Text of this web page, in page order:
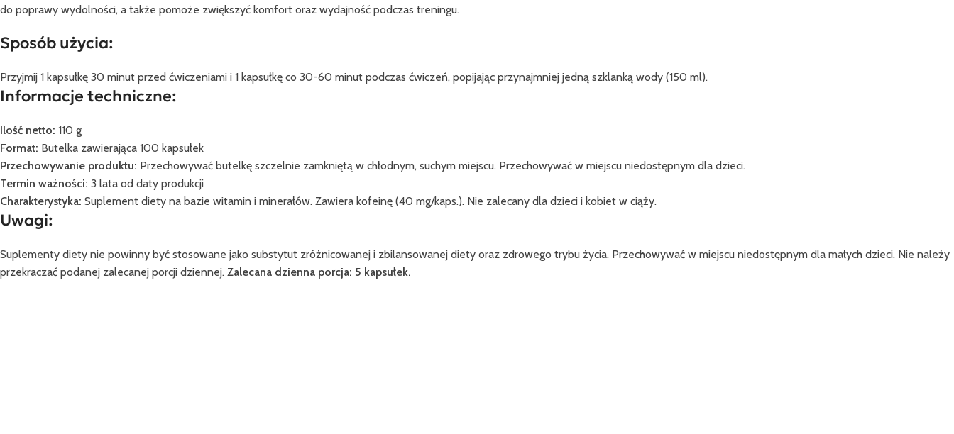
do poprawy wydolności, a także pomoże zwiększyć komfort oraz wydajność podczas treningu.
Sposób użycia:
Przyjmij 1 kapsułkę 30 minut przed ćwiczeniami i 1 kapsułkę co 30-60 minut podczas ćwiczeń, popijając przynajmniej jedną szklanką wody (150 ml).
Informacje techniczne:
Ilość netto: 110 g
Format: Butelka zawierająca 100 kapsułek
Przechowywanie produktu: Przechowywać butelkę szczelnie zamkniętą w chłodnym, suchym miejscu. Przechowywać w miejscu niedostępnym dla dzieci.
Termin ważności: 3 lata od daty produkcji
Charakterystyka: Suplement diety na bazie witamin i minerałów. Zawiera kofeinę (40 mg/kaps.). Nie zalecany dla dzieci i kobiet w ciąży.
Uwagi:
Suplementy diety nie powinny być stosowane jako substytut zróżnicowanej i zbilansowanej diety oraz zdrowego trybu życia. Przechowywać w miejscu niedostępnym dla małych dzieci. Nie należy
przekraczać podanej zalecanej porcji dziennej. Zalecana dzienna porcja: 5 kapsułek.